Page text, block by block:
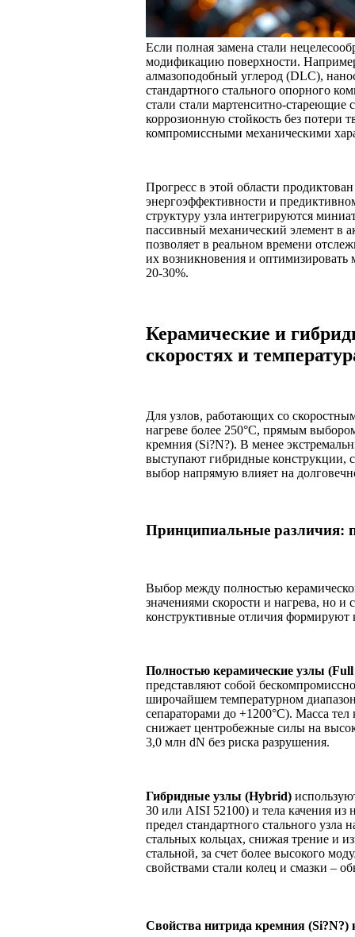
Если полная замена стали
модификацию поверхности.
алмазоподобный углерод (DLC),
стандартного стального опорного
стали стали мартенситно-стареющие
коррозионную стойкость без потери
компромиссными механическими
Прогресс в этой области
энергоэффективности и
структуру узла интегрируются
пассивный механический элемент в
позволяет в реальном времени
их возникновения и
20-30%.
Керамические и
скоростях и
Для узлов, работающих со
нагреве более 250°C, прямым
кремния (Si?N?). В менее
выступают гибридные конструкции,
выбор напрямую влияет на
Принципиальные различия:
Выбор между полностью
значениями скорости и нагрева, но
конструктивные отличия
Полностью керамические узлы
представляют собой
широчайшем температурном
сепараторами до +1200°C). Масса
снижает центробежные силы на
3,0 млн dN без риска разрушения.
Гибридные узлы (Hybrid)
30 или AISI 52100) и тела качения из
предел стандартного стального
стальных кольцах, снижая трение и
стальной, за счет более высокого
свойствами стали колец и смазки –
Свойства нитрида кремния (Si?N?)